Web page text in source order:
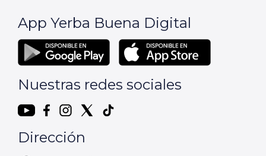
App Yerba Buena Digital
Nuestras redes sociales
Dirección